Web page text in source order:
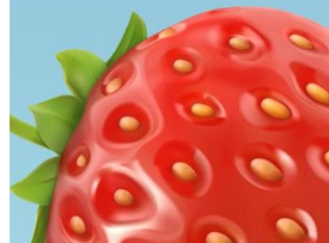
Vidéos
Motion graphics
Images Éditoriales
Événements Éditoriaux